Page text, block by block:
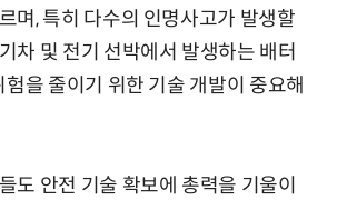
며, 특히 다수의 인명사고가 발생할
차 및 전기 선박에서 발생하는 배터
험을 줄이기 위한 기술 개발이 중요해
도 안전 기술 확보에 총력을 기울이